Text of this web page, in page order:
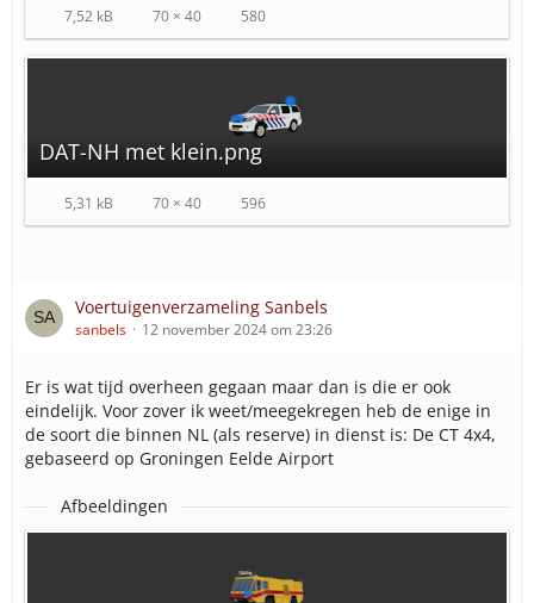
Ambulancepost Dirksland (Watertoren 45D, Dirksland)
VWS Locatie Berkel (Brandweer) (Berkelse Poort 25,
VWS Locatie Hoogstad (Brandweer) (Hoogstad 501,
VWS Locatie Oost (Brandweer) (Slotlaan 121, Capelle aan
den IJssel)
VWS Locatie Baan (Leuvehaven 4, Rotterdam)
VWS Locatie Maasstad (Maasstadweg 21, Rotterdam)
VWS Locatie Nieuwe Tonge (Molendijk 138c, Nieuwe-
Tonge)
7,52 kB 70 × 40 580
DAT-NH met klein.png
5,31 kB 70 × 40 596
Voertuigenverzameling Sanbels
sanbels 12 november 2024 om 23:26
Er is wat tijd overheen gegaan maar dan is die er ook
eindelijk. Voor zover ik weet/meegekregen heb de enige in
de soort die binnen NL (als reserve) in dienst is: De CT 4x4,
gebaseerd op Groningen Eelde Airport
Afbeeldingen